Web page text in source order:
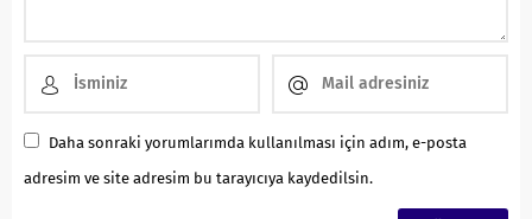
Daha sonraki yorumlarımda kullanılması için adım, e-posta
adresim ve site adresim bu tarayıcıya kaydedilsin.